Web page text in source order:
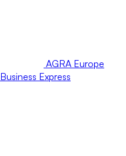
AGRA Europe
Business Express